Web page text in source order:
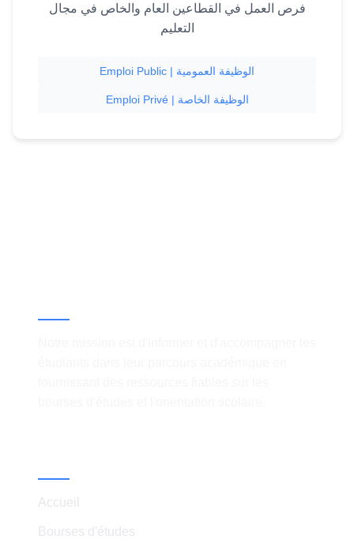
فرص العمل في القطاعين العام والخاص في مجال
التعليم
Emploi Public | الوظيفة العمومية
Emploi Privé | الوظيفة الخاصة
Accueil
Bourses d'études